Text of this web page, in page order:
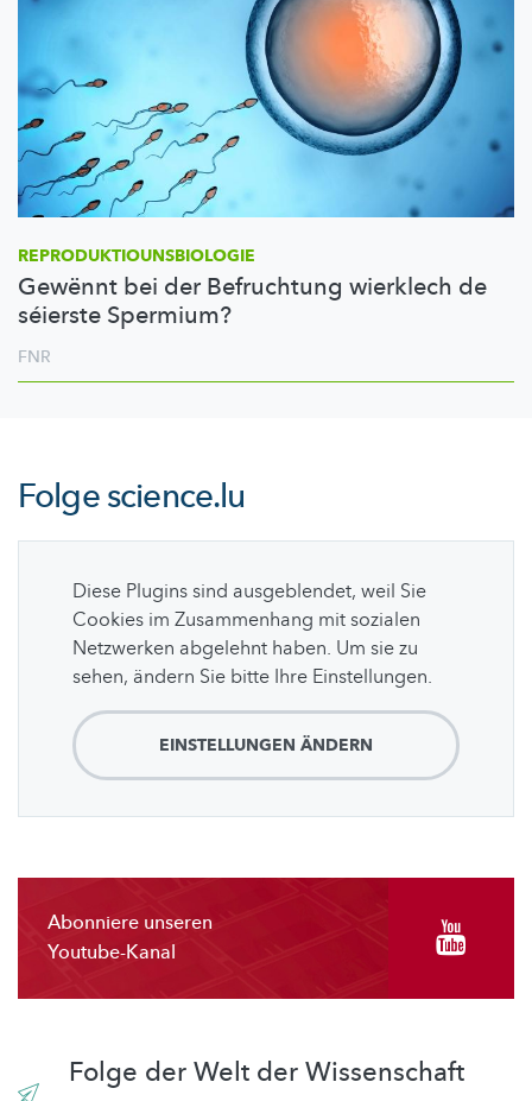
REPRODUKTIOUNSBIOLOGIE
Gewënnt bei der Befruchtung wierklech de
séierste Spermium?
FNR
Folgescience.lu
Diese Plugins sind ausgeblendet, weil Sie
Cookies im Zusammenhang mit sozialen
Netzwerken abgelehnt haben. Um sie zu
sehen, ändern Sie bitte Ihre Einstellungen.
EINSTELLUNGEN ÄNDERN
Abonniere unseren
Youtube-Kanal
Folge der Welt der Wissenschaft